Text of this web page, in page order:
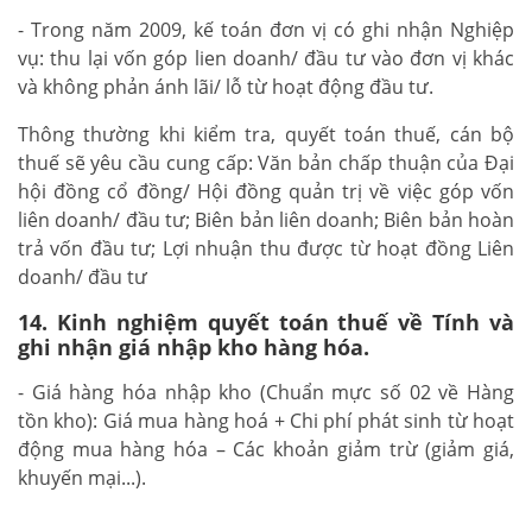
- Trong năm 2009, kế toán đơn vị có ghi nhận Nghiệp
vụ: thu lại vốn góp lien doanh/ đầu tư vào đơn vị khác
và không phản ánh lãi/ lỗ từ hoạt động đầu tư.
Thông thường khi kiểm tra, quyết toán thuế, cán bộ
thuế sẽ yêu cầu cung cấp: Văn bản chấp thuận của Đại
hội đồng cổ đồng/ Hội đồng quản trị về việc góp vốn
liên doanh/ đầu tư; Biên bản liên doanh; Biên bản hoàn
trả vốn đầu tư; Lợi nhuận thu được từ hoạt đồng Liên
doanh/ đầu tư
14. Kinh nghiệm quyết toán thuế về Tính và
ghi nhận giá nhập kho hàng hóa.
- Giá hàng hóa nhập kho (Chuẩn mực số 02 về Hàng
tồn kho): Giá mua hàng hoá + Chi phí phát sinh từ hoạt
động mua hàng hóa – Các khoản giảm trừ (giảm giá,
khuyến mại...).